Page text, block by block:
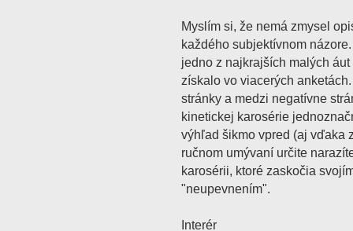
Myslím si, že nemá zmysel
každého subjektívnom
jedno z najkrajších malých
získalo vo viacerých
stránky a medzi negatívne
kinetickej karosérie
výhľad šikmo vpred (aj vďaka
ručnom umývaní určite
karosérii, ktoré zaskočia
"neupevnením".
Interér